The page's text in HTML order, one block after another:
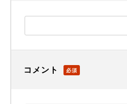
コメント 必須